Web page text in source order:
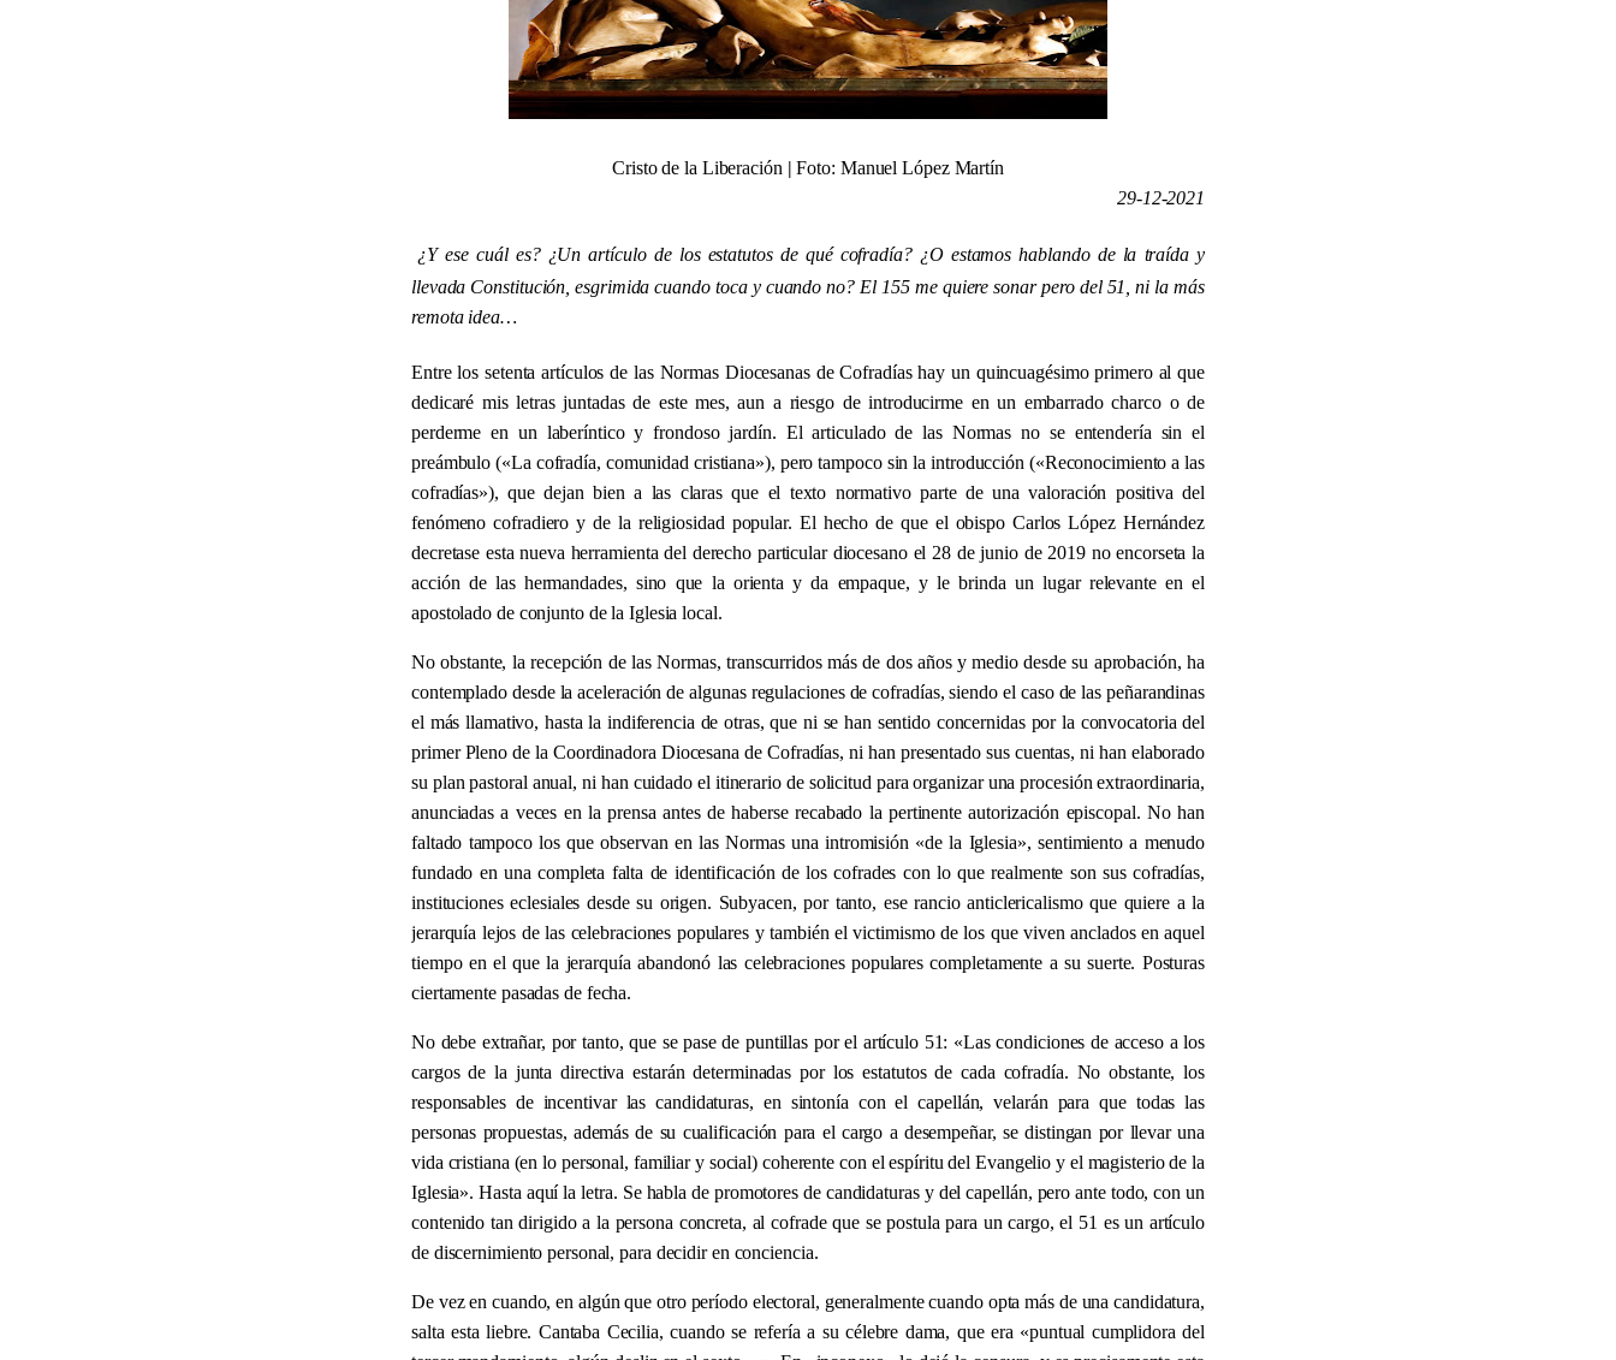
Cristo de la Liberación | Foto: Manuel López Martín
29-12-2021
¿Y ese cuál es? ¿Un artículo de los estatutos de qué cofradía? ¿O estamos hablando de la traída y
llevada Constitución, esgrimida cuando toca y cuando no? El 155 me quiere sonar pero del 51, ni la más
remota idea…
Entre los setenta artículos de las Normas Diocesanas de Cofradías hay un quincuagésimo primero al que
dedicaré mis letras juntadas de este mes, aun a riesgo de introducirme en un embarrado charco o de
perderme en un laberíntico y frondoso jardín. El articulado de las Normas no se entendería sin el
preámbulo («La cofradía, comunidad cristiana»), pero tampoco sin la introducción («Reconocimiento a las
cofradías»), que dejan bien a las claras que el texto normativo parte de una valoración positiva del
fenómeno cofradiero y de la religiosidad popular. El hecho de que el obispo Carlos López Hernández
decretase esta nueva herramienta del derecho particular diocesano el 28 de junio de 2019 no encorseta la
acción de las hermandades, sino que la orienta y da empaque, y le brinda un lugar relevante en el
apostolado de conjunto de la Iglesia local.
No obstante, la recepción de las Normas, transcurridos más de dos años y medio desde su aprobación, ha
contemplado desde la aceleración de algunas regulaciones de cofradías, siendo el caso de las peñarandinas
el más llamativo, hasta la indiferencia de otras, que ni se han sentido concernidas por la convocatoria del
primer Pleno de la Coordinadora Diocesana de Cofradías, ni han presentado sus cuentas, ni han elaborado
su plan pastoral anual, ni han cuidado el itinerario de solicitud para organizar una procesión extraordinaria,
anunciadas a veces en la prensa antes de haberse recabado la pertinente autorización episcopal. No han
faltado tampoco los que observan en las Normas una intromisión «de la Iglesia», sentimiento a menudo
fundado en una completa falta de identificación de los cofrades con lo que realmente son sus cofradías,
instituciones eclesiales desde su origen. Subyacen, por tanto, ese rancio anticlericalismo que quiere a la
jerarquía lejos de las celebraciones populares y también el victimismo de los que viven anclados en aquel
tiempo en el que la jerarquía abandonó las celebraciones populares completamente a su suerte. Posturas
ciertamente pasadas de fecha.
No debe extrañar, por tanto, que se pase de puntillas por el artículo 51: «Las condiciones de acceso a los
cargos de la junta directiva estarán determinadas por los estatutos de cada cofradía. No obstante, los
responsables de incentivar las candidaturas, en sintonía con el capellán, velarán para que todas las
personas propuestas, además de su cualificación para el cargo a desempeñar, se distingan por llevar una
vida cristiana (en lo personal, familiar y social) coherente con el espíritu del Evangelio y el magisterio de la
Iglesia». Hasta aquí la letra. Se habla de promotores de candidaturas y del capellán, pero ante todo, con un
contenido tan dirigido a la persona concreta, al cofrade que se postula para un cargo, el 51 es un artículo
de discernimiento personal, para decidir en conciencia.
De vez en cuando, en algún que otro período electoral, generalmente cuando opta más de una candidatura,
salta esta liebre. Cantaba Cecilia, cuando se refería a su célebre dama, que era «puntual cumplidora del